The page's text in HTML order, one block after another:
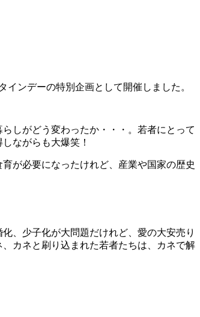
ンデーの特別企画として開催しました。
しがどう変わったか・・・。若者にとって
ながらも大爆笑！
が必要になったけれど、産業や国家の歴史
、少子化が大問題だけれど、愛の大安売り
カネと刷り込まれた若者たちは、カネで解